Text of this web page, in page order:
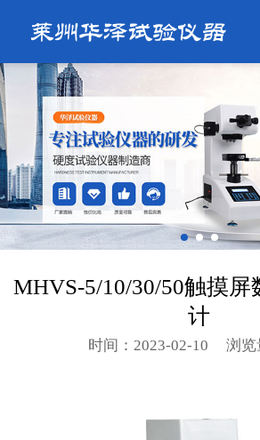
MHVS-5/10/30/50触摸屏
计
时间：2023-02-10 浏览